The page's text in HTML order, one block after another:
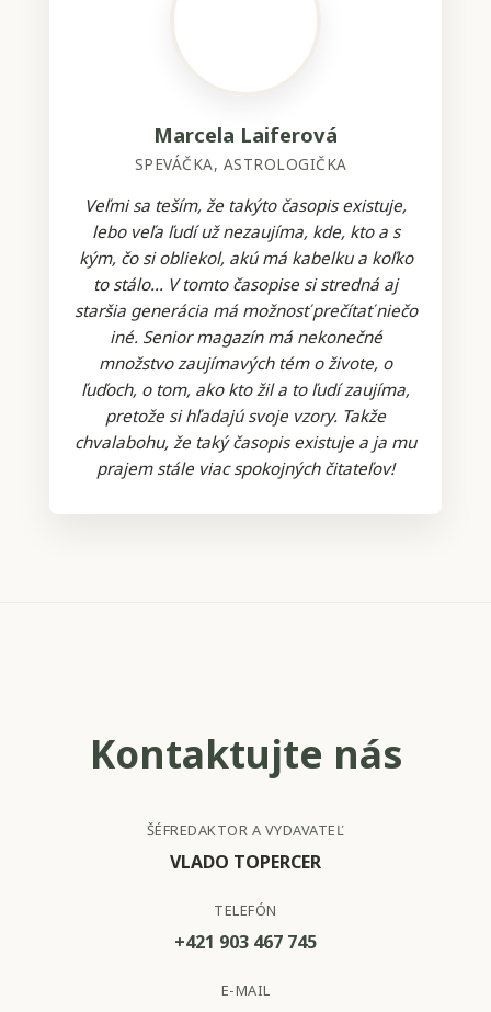
Marcela Laiferová
SPEVÁČKA, ASTROLOGIČKA
Veľmi sa teším, že takýto časopis existuje,
lebo veľa ľudí už nezaujíma, kde, kto a s
kým, čo si obliekol, akú má kabelku a koľko
to stálo... V tomto časopise si stredná aj
staršia generácia má možnosť prečítať niečo
iné. Senior magazín má nekonečné
množstvo zaujímavých tém o živote, o
ľuďoch, o tom, ako kto žil a to ľudí zaujíma,
pretože si hľadajú svoje vzory. Takže
chvalabohu, že taký časopis existuje a ja mu
prajem stále viac spokojných čitateľov!
Kontaktujte nás
ŠÉFREDAKTOR A VYDAVATEĽ
VLADO TOPERCER
TELEFÓN
+421 903 467 745
E-MAIL